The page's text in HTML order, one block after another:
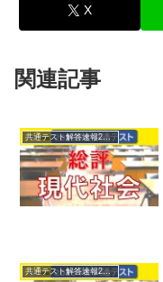
X
関連記事
共通テスト解答速報2025
共通テスト解答速報2025